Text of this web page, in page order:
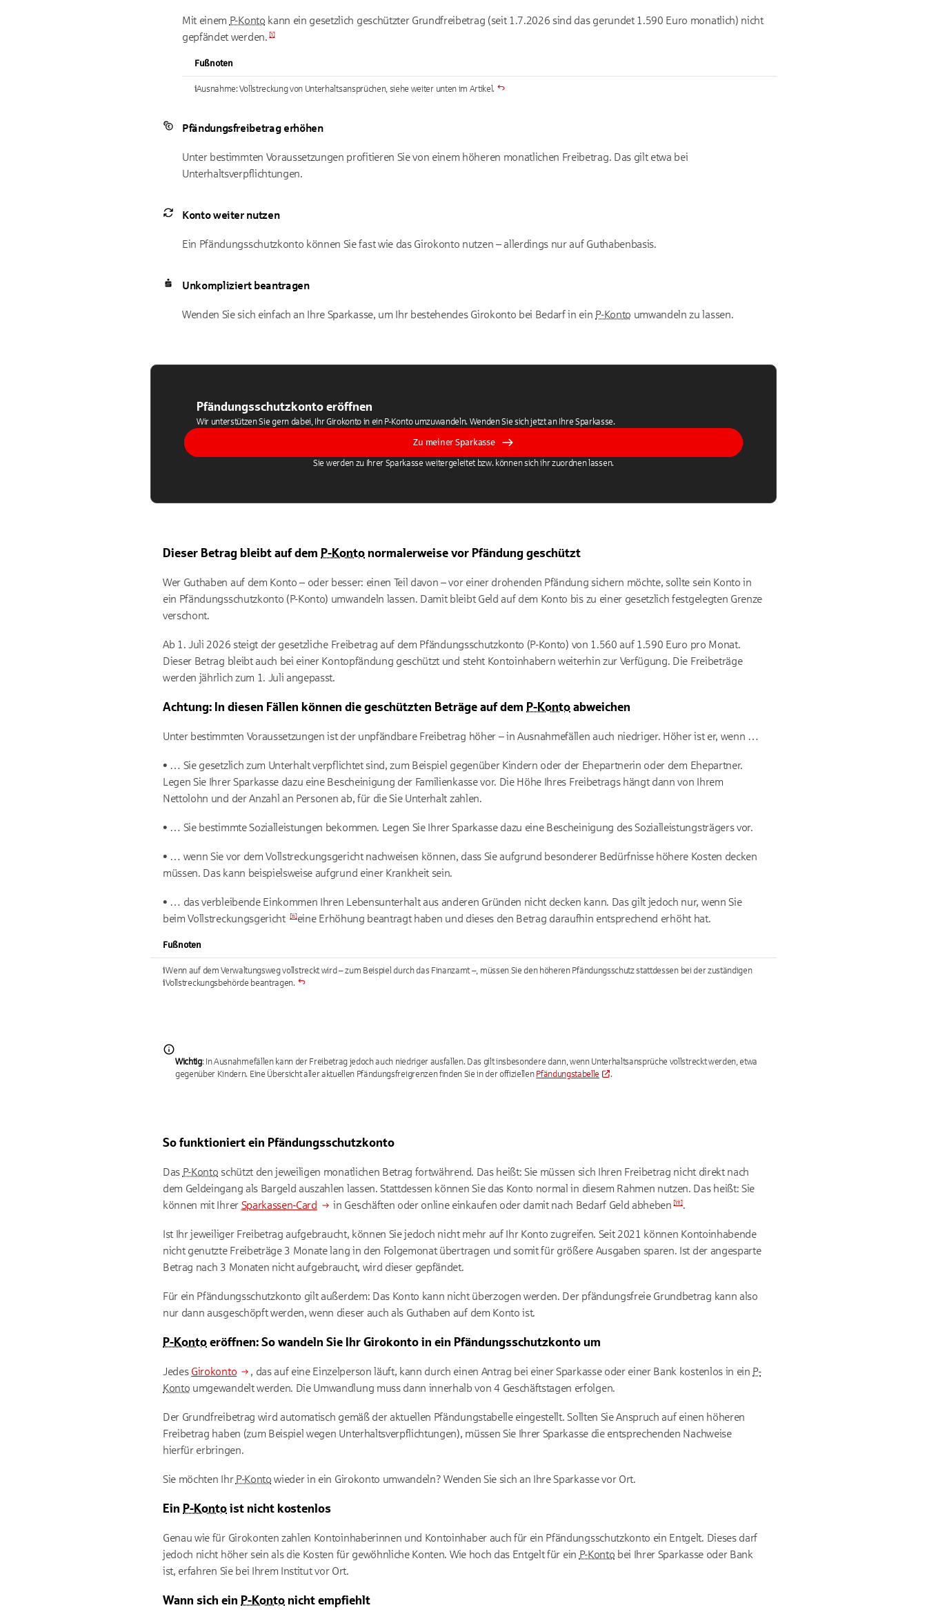
Mit einem P-Konto kann ein gesetzlich geschützter Grundfreibetrag (seit 1.7.2026 sind das gerundet 1.590 Euro monatlich) nicht
gepfändet werden. [i]
Fußnoten
iAusnahme: Vollstreckung von Unterhaltsansprüchen, siehe weiter unten im Artikel.
Pfändungsfreibetrag erhöhen
Unter bestimmten Voraussetzungen profitieren Sie von einem höheren monatlichen Freibetrag. Das gilt etwa bei
Unterhaltsverpflichtungen.
Konto weiter nutzen
Ein Pfändungsschutzkonto können Sie fast wie das Girokonto nutzen – allerdings nur auf Guthabenbasis.
Unkompliziert beantragen
Wenden Sie sich einfach an Ihre Sparkasse, um Ihr bestehendes Girokonto bei Bedarf in ein P-Konto umwandeln zu lassen.
Pfändungsschutzkonto eröffnen
Wir unterstützen Sie gern dabei, Ihr Girokonto in ein P-Konto umzuwandeln. Wenden Sie sich jetzt an Ihre Sparkasse.
Zu meiner Sparkasse
Sie werden zu Ihrer Sparkasse weitergeleitet bzw. können sich ihr zuordnen lassen.
Dieser Betrag bleibt auf dem P-Konto normalerweise vor Pfändung geschützt
Wer Guthaben auf dem Konto – oder besser: einen Teil davon – vor einer drohenden Pfändung sichern möchte, sollte sein Konto in
ein Pfändungsschutzkonto (P-Konto) umwandeln lassen. Damit bleibt Geld auf dem Konto bis zu einer gesetzlich festgelegten Grenze
verschont.
Ab 1. Juli 2026 steigt der gesetzliche Freibetrag auf dem Pfändungsschutzkonto (P-Konto) von 1.560 auf 1.590 Euro pro Monat.
Dieser Betrag bleibt auch bei einer Kontopfändung geschützt und steht Kontoinhabern weiterhin zur Verfügung. Die Freibeträge
werden jährlich zum 1. Juli angepasst.
Achtung: In diesen Fällen können die geschützten Beträge auf dem P-Konto abweichen
Unter bestimmten Voraussetzungen ist der unpfändbare Freibetrag höher – in Ausnahmefällen auch niedriger. Höher ist er, wenn …
• … Sie gesetzlich zum Unterhalt verpflichtet sind, zum Beispiel gegenüber Kindern oder der Ehepartnerin oder dem Ehepartner.
Legen Sie Ihrer Sparkasse dazu eine Bescheinigung der Familienkasse vor. Die Höhe Ihres Freibetrags hängt dann von Ihrem
Nettolohn und der Anzahl an Personen ab, für die Sie Unterhalt zahlen.
• … Sie bestimmte Sozialleistungen bekommen. Legen Sie Ihrer Sparkasse dazu eine Bescheinigung des Sozialleistungsträgers vor.
• … wenn Sie vor dem Vollstreckungsgericht nachweisen können, dass Sie aufgrund besonderer Bedürfnisse höhere Kosten decken
müssen. Das kann beispielsweise aufgrund einer Krankheit sein.
• … das verbleibende Einkommen Ihren Lebensunterhalt aus anderen Gründen nicht decken kann. Das gilt jedoch nur, wenn Sie
beimVollstreckungsgericht [ii]eine Erhöhung beantragt haben und dieses den Betrag daraufhin entsprechend erhöht hat.
Fußnoten
i
i
Wenn auf dem Verwaltungsweg vollstreckt wird – zum Beispiel durch das Finanzamt –, müssen Sie den höheren Pfändungsschutz stattdessen bei der zuständigen
Vollstreckungsbehörde beantragen.
Wichtig: In Ausnahmefällen kann der Freibetrag jedoch auch niedriger ausfallen. Das gilt insbesondere dann, wenn Unterhaltsansprüche vollstreckt werden, etwa
gegenüber Kindern. Eine Übersicht aller aktuellen Pfändungsfreigrenzen finden Sie in der offiziellen Pfändungstabelle .
So funktioniert ein Pfändungsschutzkonto
Das P-Konto schützt den jeweiligen monatlichen Betrag fortwährend. Das heißt: Sie müssen sich Ihren Freibetrag nicht direkt nach
dem Geldeingang als Bargeld auszahlen lassen. Stattdessen können Sie das Konto normal in diesem Rahmen nutzen. Das heißt: Sie
können mit Ihrer Sparkassen-Card in Geschäften oder online einkaufen oder damit nach Bedarf Geld abheben [iii].
Ist Ihr jeweiliger Freibetrag aufgebraucht, können Sie jedoch nicht mehr auf Ihr Konto zugreifen. Seit 2021 können Kontoinhabende
nicht genutzte Freibeträge 3 Monate lang in den Folgemonat übertragen und somit für größere Ausgaben sparen. Ist der angesparte
Betrag nach 3 Monaten nicht aufgebraucht, wird dieser gepfändet.
Für ein Pfändungsschutzkonto gilt außerdem: Das Konto kann nicht überzogen werden. Der pfändungsfreie Grundbetrag kann also
nur dann ausgeschöpft werden, wenn dieser auch als Guthaben auf dem Konto ist.
P-Konto eröffnen: So wandeln Sie Ihr Girokonto in ein Pfändungsschutzkonto um
Jedes Girokonto , das auf eine Einzelperson läuft, kann durch einen Antrag bei einer Sparkasse oder einer Bank kostenlos in ein P-
Konto umgewandelt werden. Die Umwandlung muss dann innerhalb von 4 Geschäftstagen erfolgen.
Der Grundfreibetrag wird automatisch gemäß der aktuellen Pfändungstabelle eingestellt. Sollten Sie Anspruch auf einen höheren
Freibetrag haben (zum Beispiel wegen Unterhaltsverpflichtungen), müssen Sie Ihrer Sparkasse die entsprechenden Nachweise
hierfür erbringen.
Sie möchten Ihr P-Konto wieder in ein Girokonto umwandeln? Wenden Sie sich an Ihre Sparkasse vor Ort.
Ein P-Konto ist nicht kostenlos
Genau wie für Girokonten zahlen Kontoinhaberinnen und Kontoinhaber auch für ein Pfändungsschutzkonto ein Entgelt. Dieses darf
jedoch nicht höher sein als die Kosten für gewöhnliche Konten. Wie hoch das Entgelt für ein P-Konto bei Ihrer Sparkasse oder Bank
ist, erfahren Sie bei Ihrem Institut vor Ort.
Wann sich ein P-Konto nicht empfiehlt